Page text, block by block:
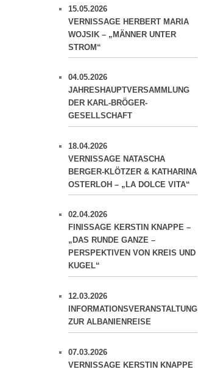
15.05.2026
VERNISSAGE HERBERT MARIA
WOJSIK – „MÄNNER UNTER
STROM“
04.05.2026
JAHRESHAUPTVERSAMMLUNG
DER KARL-BRÖGER-
GESELLSCHAFT
18.04.2026
VERNISSAGE NATASCHA
BERGER-KLÖTZER & KATHARINA
OSTERLOH – „LA DOLCE VITA“
02.04.2026
FINISSAGE KERSTIN KNAPPE –
„DAS RUNDE GANZE –
PERSPEKTIVEN VON KREIS UND
KUGEL“
12.03.2026
INFORMATIONSVERANSTALTUNG
ZUR ALBANIENREISE
07.03.2026
VERNISSAGE KERSTIN KNAPPE